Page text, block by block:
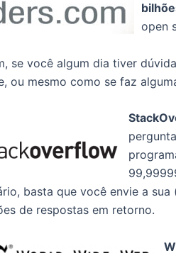
open
se você algum dia tiver
ou mesmo como se faz
basta que você envie a
de respostas em retorno.